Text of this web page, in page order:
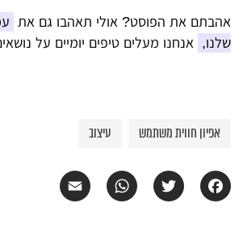
אהבתם את הפוסט? אולי תאהבו גם את
שלנו, אנחנו מעלים טיפים יומיים על
אפיון חווית משתמש עיצוב